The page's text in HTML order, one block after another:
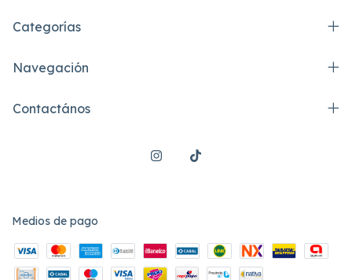
Categorías
Navegación
Contactános
Medios de pago